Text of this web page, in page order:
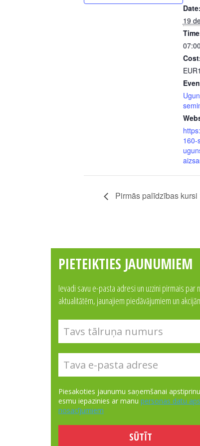
Date:
19
160-
Pirmās palīdzības
PIETEIKTIES JAUNUMIEM
Ievadi savu e-pasta adresi un uzzini pirmais par
aktualitātēm, jaunajiem piedāvājumiem un
Piesakoties jaunumu saņemšanai
esmu iepazinies ar manu personas datu
nosacījumiem